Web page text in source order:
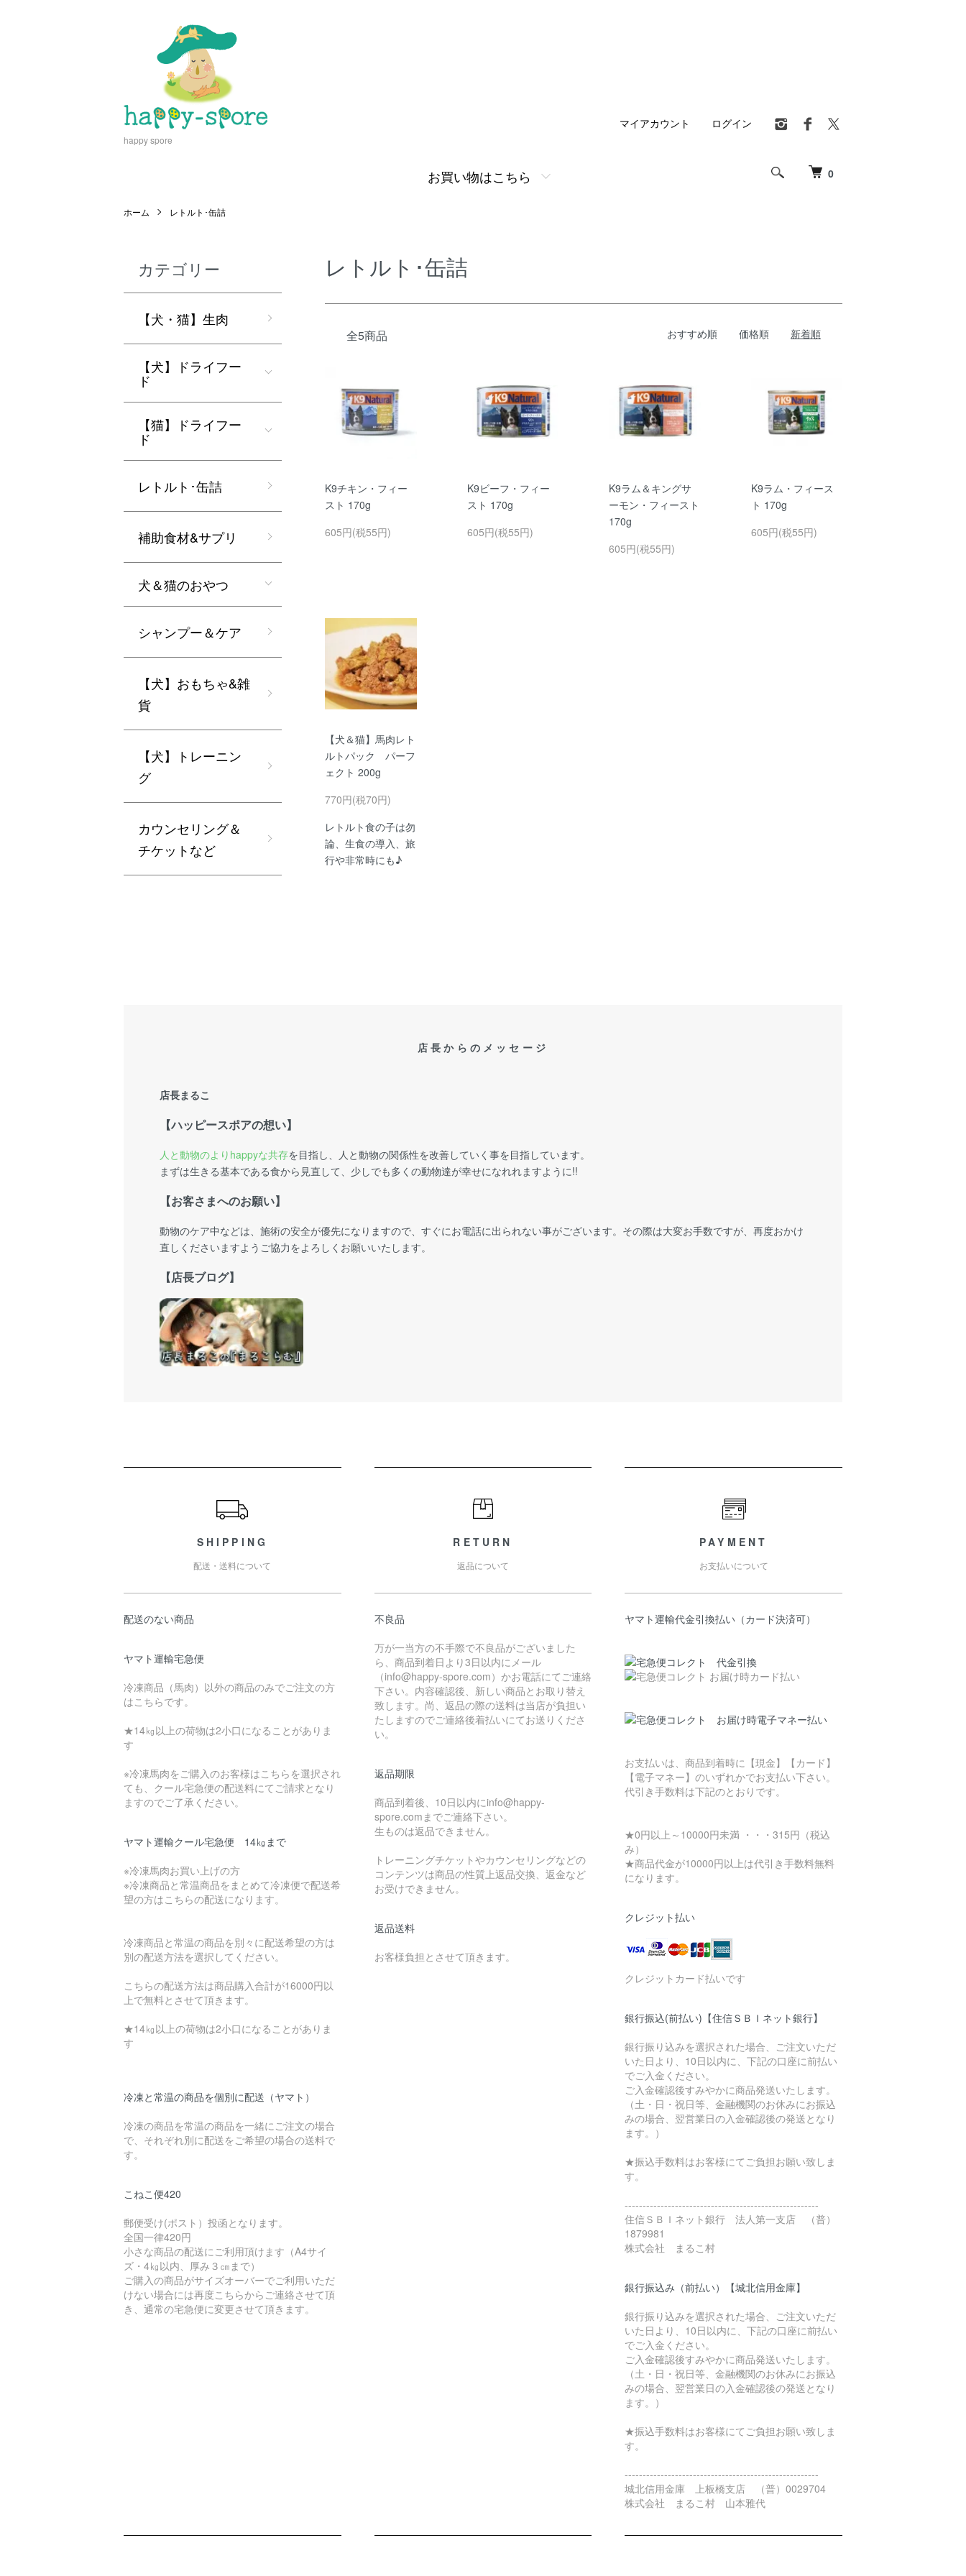
happy spore
0
お買い物はこちら
マイアカウント ログイン
ホーム レトルト･缶詰
レトルト･缶詰
全5商品 おすすめ順 価格順 新着順
K9チキン・フィー
スト 170g
605円(税55円)
K9ビーフ・フィー
スト 170g
605円(税55円)
K9ラム＆キングサ
ーモン・フィースト
170g
605円(税55円)
K9ラム・フィース
ト 170g
605円(税55円)
【犬＆猫】馬肉レト
ルトパック パーフ
ェクト 200g
770円(税70円)
レトルト食の子は勿
論、生食の導入、旅
行や非常時にも♪
カテゴリー
【犬・猫】生肉
【犬】ドライフー
ド
【猫】ドライフー
ド
レトルト･缶詰
補助食材&サプリ
犬＆猫のおやつ
シャンプー＆ケア
【犬】おもちゃ&雑
貨
【犬】トレーニン
グ
カウンセリング＆
チケットなど
店長からのメッセージ
店長まるこ
【ハッピースポアの想い】
人と動物のよりhappyな共存を目指し、人と動物の関係性を改善していく事を目指しています。
まずは生きる基本である食から見直して、少しでも多くの動物達が幸せになれれますように!!
【お客さまへのお願い】
動物のケア中などは、施術の安全が優先になりますので、すぐにお電話に出られない事がございます。その際は大変お手数ですが、再度おかけ
直しくださいますようご協力をよろしくお願いいたします。
【店長ブログ】
SHIPPING
配送・送料について
配送のない商品
ヤマト運輸宅急便
冷凍商品（馬肉）以外の商品のみでご注文の方
はこちらです。
★14㎏以上の荷物は2小口になることがありま
す
※冷凍馬肉をご購入のお客様はこちらを選択され
ても、クール宅急便の配送料にてご請求となり
ますのでご了承ください。
ヤマト運輸クール宅急便 14㎏まで
※冷凍馬肉お買い上げの方
※冷凍商品と常温商品をまとめて冷凍便で配送希
望の方はこちらの配送になります。
冷凍商品と常温の商品を別々に配送希望の方は
別の配送方法を選択してください。
こちらの配送方法は商品購入合計が16000円以
上で無料とさせて頂きます。
★14㎏以上の荷物は2小口になることがありま
す
冷凍と常温の商品を個別に配送（ヤマト）
冷凍の商品を常温の商品を一緒にご注文の場合
で、それぞれ別に配送をご希望の場合の送料で
す。
こねこ便420
郵便受け(ポスト）投函となります。
全国一律420円
小さな商品の配送にご利用頂けます（A4サイ
ズ・4㎏以内、厚み３㎝まで）
ご購入の商品がサイズオーバーでご利用いただ
けない場合には再度こちらからご連絡させて頂
き、通常の宅急便に変更させて頂きます。
RETURN
返品について
不良品
万が一当方の不手際で不良品がございました
ら、商品到着日より3日以内にメール
（info@happy-spore.com）かお電話にてご連絡
下さい。内容確認後、新しい商品とお取り替え
致します。尚、返品の際の送料は当店が負担い
たしますのでご連絡後着払いにてお送りくださ
い。
返品期限
商品到着後、10日以内にinfo@happy-
spore.comまでご連絡下さい。
生ものは返品できません。
トレーニングチケットやカウンセリングなどの
コンテンツは商品の性質上返品交換、返金など
お受けできません。
返品送料
お客様負担とさせて頂きます。
PAYMENT
お支払いについて
ヤマト運輸代金引換払い（カード決済可）
お支払いは、商品到着時に【現金】【カード】
【電子マネー】のいずれかでお支払い下さい。
代引き手数料は下記のとおりです。
★0円以上～10000円未満 ・・・315円（税込
み）
★商品代金が10000円以上は代引き手数料無料
になります。
クレジット払い
クレジットカード払いです
銀行振込(前払い)【住信ＳＢＩネット銀行】
銀行振り込みを選択された場合、ご注文いただ
いた日より、10日以内に、下記の口座に前払い
でご入金ください。
ご入金確認後すみやかに商品発送いたします。
（土・日・祝日等、金融機関のお休みにお振込
みの場合、翌営業日の入金確認後の発送となり
ます。）
★振込手数料はお客様にてご負担お願い致しま
す。
------------------------------------------------------
住信ＳＢＩネット銀行 法人第一支店 （普）
1879981
株式会社 まるこ村
銀行振込み（前払い）【城北信用金庫】
銀行振り込みを選択された場合、ご注文いただ
いた日より、10日以内に、下記の口座に前払い
でご入金ください。
ご入金確認後すみやかに商品発送いたします。
（土・日・祝日等、金融機関のお休みにお振込
みの場合、翌営業日の入金確認後の発送となり
ます。）
★振込手数料はお客様にてご負担お願い致しま
す。
------------------------------------------------------
城北信用金庫 上板橋支店 （普）0029704
株式会社 まるこ村 山本雅代